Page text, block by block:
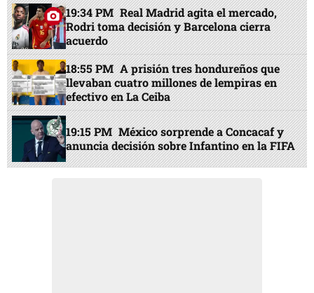
19:34 PM Real Madrid agita el mercado,
Rodri toma decisión y Barcelona cierra
acuerdo
18:55 PM A prisión tres hondureños que
llevaban cuatro millones de lempiras en
efectivo en La Ceiba
19:15 PM México sorprende a Concacaf y
anuncia decisión sobre Infantino en la FIFA